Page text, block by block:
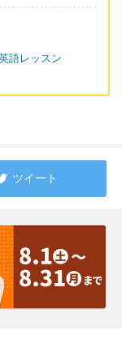
語レッスン
ツイート